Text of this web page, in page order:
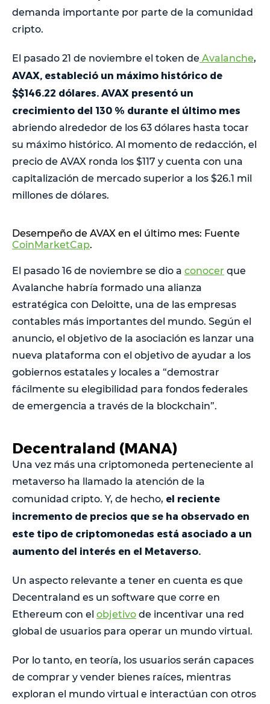
demanda importante por parte de la comunidad
cripto.
El pasado 21 de noviembre el token de Avalanche,
AVAX, estableció un máximo histórico de
$$146.22 dólares. AVAX presentó un
crecimiento del 130 % durante el último mes
abriendo alrededor de los 63 dólares hasta tocar
su máximo histórico. Al momento de redacción, el
precio de AVAX ronda los $117 y cuenta con una
capitalización de mercado superior a los $26.1 mil
millones de dólares.
Desempeño de AVAX en el último mes: Fuente
CoinMarketCap.
El pasado 16 de noviembre se dio a conocer que
Avalanche habría formado una alianza
estratégica con Deloitte, una de las empresas
contables más importantes del mundo. Según el
anuncio, el objetivo de la asociación es lanzar una
nueva plataforma con el objetivo de ayudar a los
gobiernos estatales y locales a “demostrar
fácilmente su elegibilidad para fondos federales
de emergencia a través de la blockchain”.
Decentraland (MANA)
Una vez más una criptomoneda perteneciente al
metaverso ha llamado la atención de la
comunidad cripto. Y, de hecho, el reciente
incremento de precios que se ha observado en
este tipo de criptomonedas está asociado a un
aumento del interés en el Metaverso.
Un aspecto relevante a tener en cuenta es que
Decentraland es un software que corre en
Ethereum con el objetivo de incentivar una red
global de usuarios para operar un mundo virtual.
Por lo tanto, en teoría, los usuarios serán capaces
de comprar y vender bienes raíces, mientras
exploran el mundo virtual e interactúan con otros